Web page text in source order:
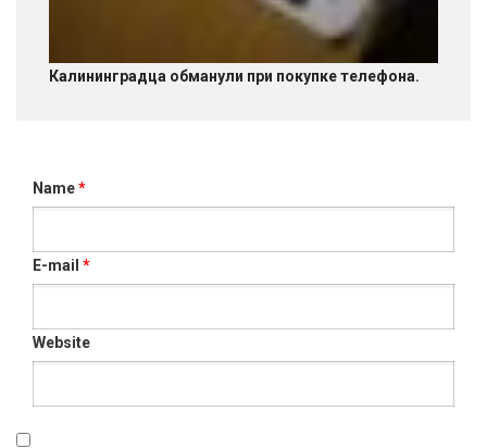
Калининградца обманули при покупке телефона.
Name*
E-mail *
Website